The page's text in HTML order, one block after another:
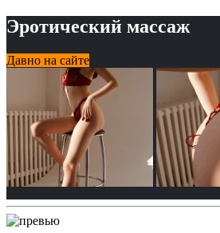
Эротический массаж
Давно на сайте